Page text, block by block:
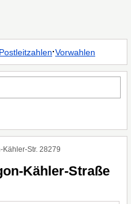
Postleitzahlen·Vorwahlen
Kähler-Str. 28279
Kähler-Straße